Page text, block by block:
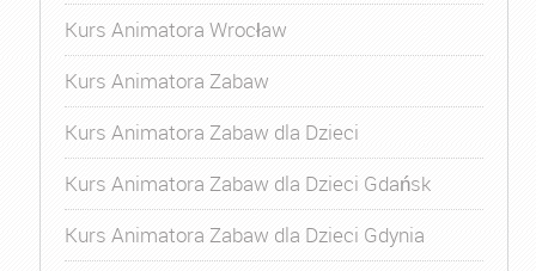
Kurs Animatora Wrocław
Kurs Animatora Zabaw
Kurs Animatora Zabaw dla Dzieci
Kurs Animatora Zabaw dla Dzieci Gdańsk
Kurs Animatora Zabaw dla Dzieci Gdynia